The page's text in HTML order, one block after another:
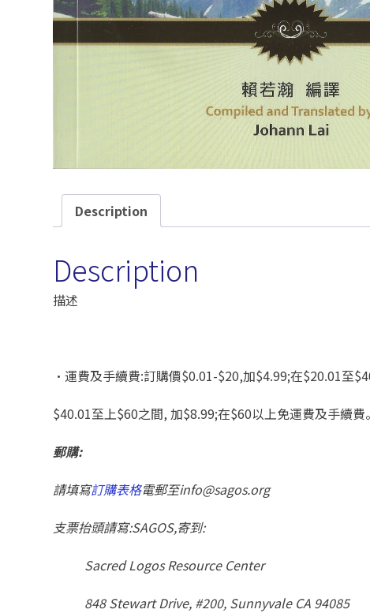
Description
Description
描述
‧運費及手續費:訂購價$0.01-$20,加$4.99;在$20.01至
$40.01至上$60之間, 加$8.99;在$60以上免運費及手續費。
郵購:
請填寫訂購表格電郵至info@sagos.org
支票抬頭請寫:SAGOS,寄到:
Sacred Logos Resource Center
848 Stewart Drive, #200, Sunnyvale CA 94085